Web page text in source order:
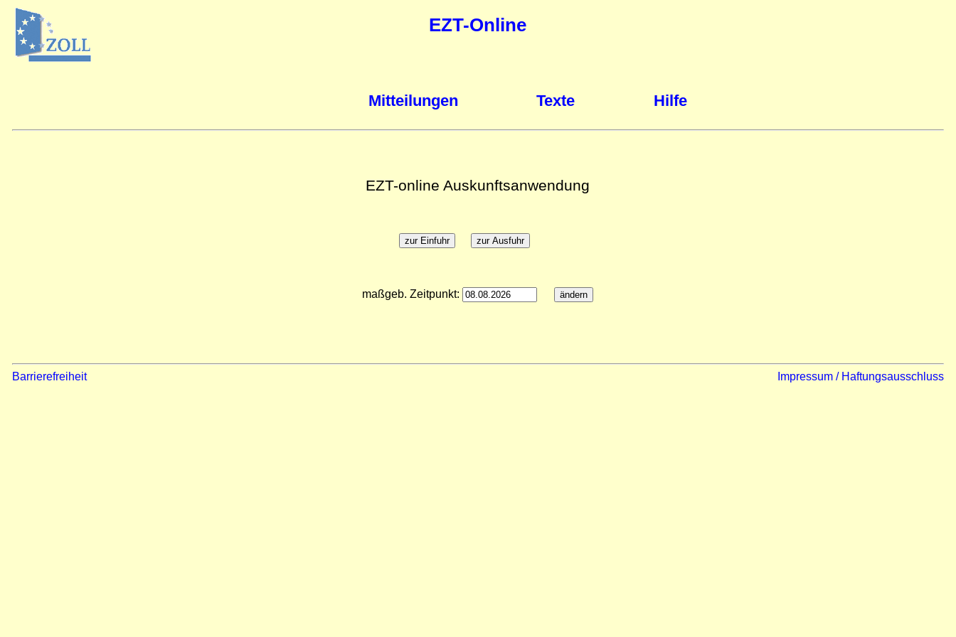
EZT-Online
Mitteilungen Texte Hilfe
EZT-online Auskunftsanwendung
maßgeb. Zeitpunkt:
Barrierefreiheit Impressum / Haftungsausschluss